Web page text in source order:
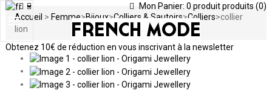
Mon Panier: 0 produitproduits (0)
Toggle
navigation
Obtenez 10€ de réduction en vous inscrivant à la newsletter
Accueil > Femme>Bijoux>Colliers & Sautoirs>Colliers>collier
lion